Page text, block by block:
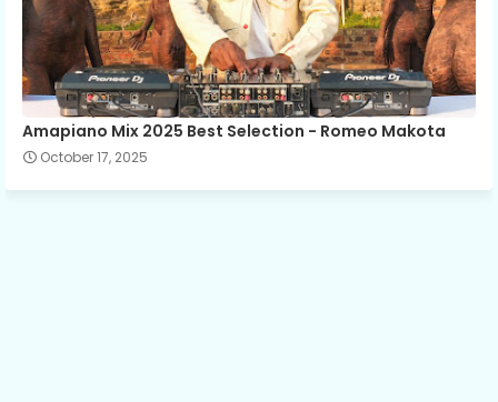
Amapiano Mix 2025 Best Selection - Romeo Makota
October 17, 2025